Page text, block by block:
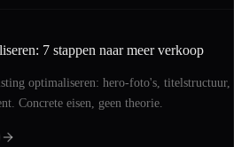
7 stappen naar meer verkoop
optimaliseren: hero-foto's, titelstructuur,
Concrete eisen, geen theorie.